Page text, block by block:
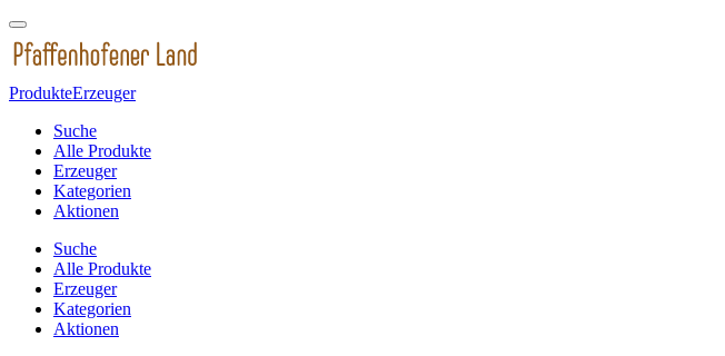
ProdukteErzeuger
Suche
Alle Produkte
Erzeuger
Kategorien
Aktionen
Suche
Alle Produkte
Erzeuger
Kategorien
Aktionen